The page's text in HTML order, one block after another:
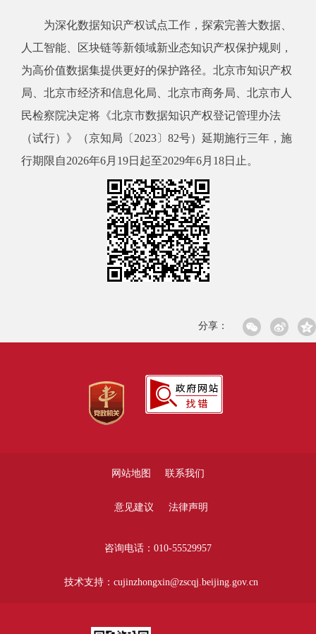
为深化数据知识产权试点工作，探索完善大数据、
人工智能、区块链等新领域新业态知识产权保护规则，
为高价值数据集提供更好的保护路径。北京市知识产权
局、北京市经济和信息化局、北京市商务局、北京市人
民检察院决定将《北京市数据知识产权登记管理办法
（试行）》（京知局〔2023〕82号）延期施行三年，施
行期限自2026年6月19日起至2029年6月18日止。
分享：
网站地图 联系我们
意见建议 法律声明
咨询电话：010-55529957
技术支持：cujinzhongxin@zscqj.beijing.gov.cn